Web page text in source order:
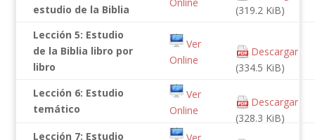
estudio de la Biblia
(319.2 KiB)
Lección 5: Estudio
de la Biblia libro por
libro
Ver
Online
Descargar
(334.5 KiB)
Lección 6: Estudio
temático
Ver
Online
Descargar
(328.3 KiB)
Lección 7: Estudio